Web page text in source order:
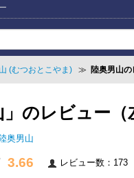
(むつおとこやま) ≫ 陸奥男山
」のレビュー（
陸奥男山
3.66 レビュー数：173